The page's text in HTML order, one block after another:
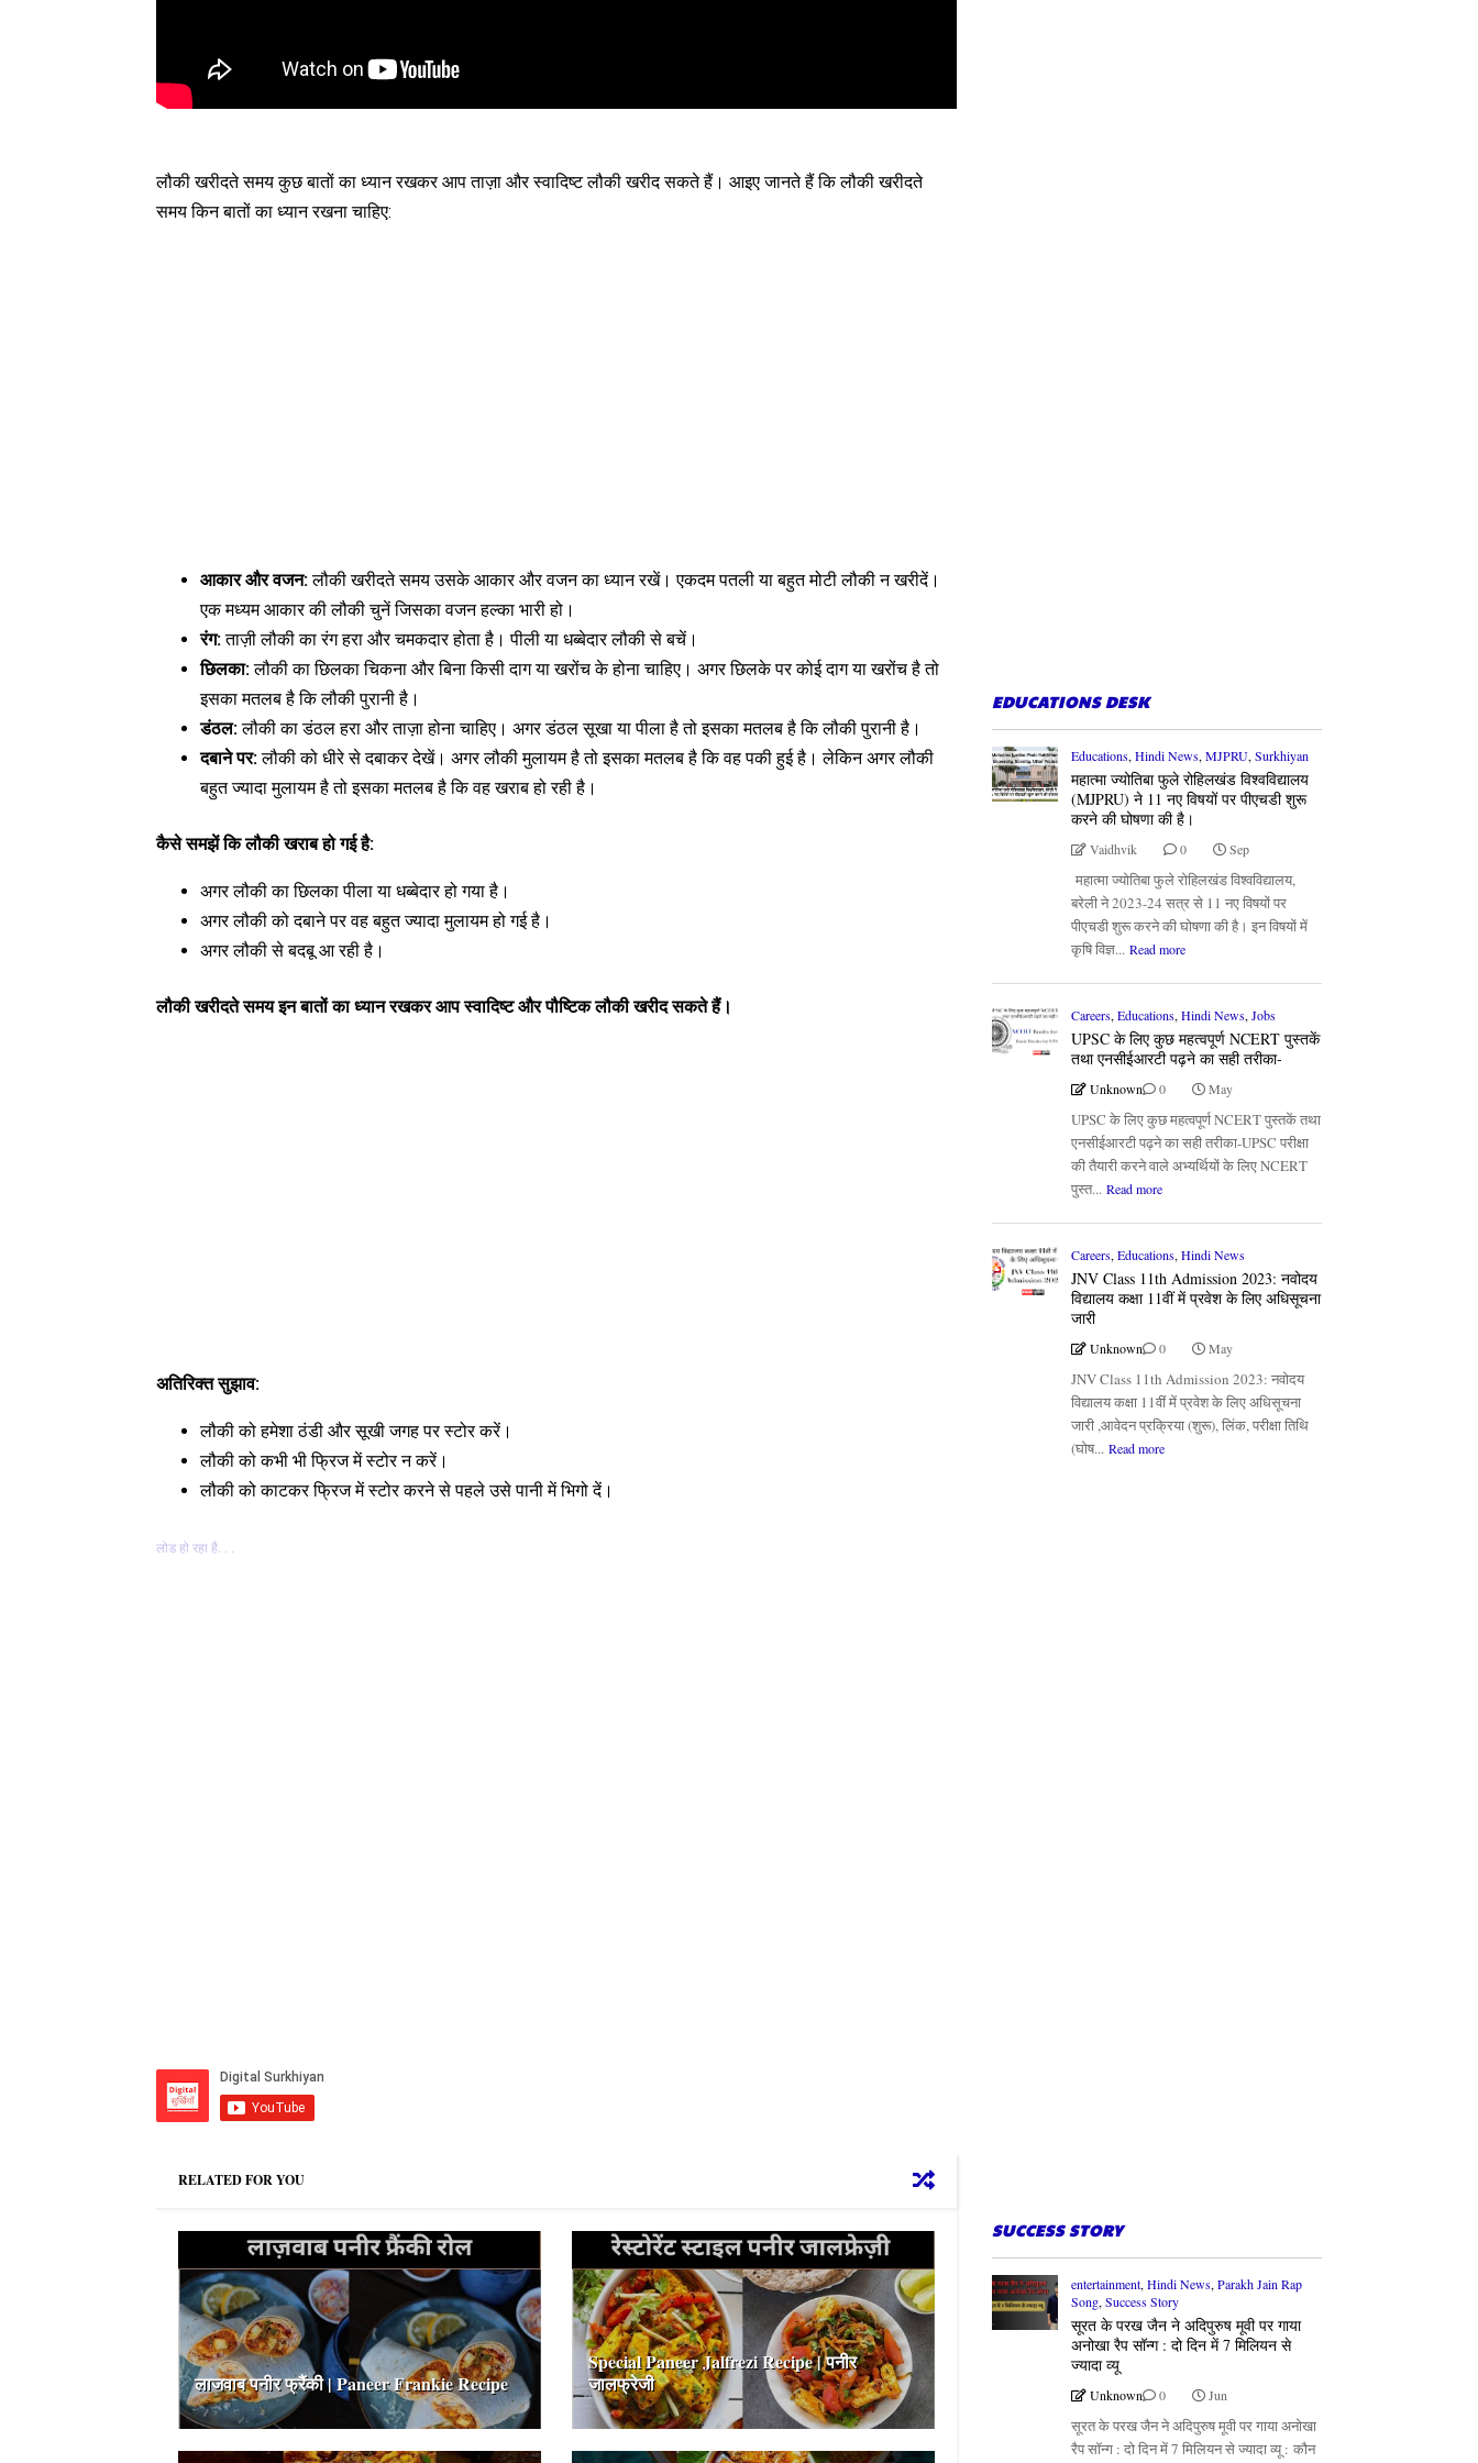
लौकी खरीदते समय कुछ बातों का ध्यान रखकर आप ताज़ा और स्वादिष्ट लौकी खरीद सकते हैं। आइए जानते हैं कि लौकी खरीदते
समय किन बातों का ध्यान रखना चाहिए:
आकार और वजन:लौकी खरीदते समय उसके आकार और वजन का ध्यान रखें। एकदम पतली या बहुत मोटी लौकी न खरीदें।
एक मध्यम आकार की लौकी चुनें जिसका वजन हल्का भारी हो।
रंग:ताज़ी लौकी का रंग हरा और चमकदार होता है। पीली या धब्बेदार लौकी से बचें।
छिलका:लौकी का छिलका चिकना और बिना किसी दाग या खरोंच के होना चाहिए। अगर छिलके पर कोई दाग या खरोंच है तो
इसका मतलब है कि लौकी पुरानी है।
डंठल:लौकी का डंठल हरा और ताज़ा होना चाहिए। अगर डंठल सूखा या पीला है तो इसका मतलब है कि लौकी पुरानी है।
दबाने पर:लौकी को धीरे से दबाकर देखें। अगर लौकी मुलायम है तो इसका मतलब है कि वह पकी हुई है। लेकिन अगर लौकी
बहुत ज्यादा मुलायम है तो इसका मतलब है कि वह खराब हो रही है।
कैसे समझें कि लौकी खराब हो गई है:
अगर लौकी का छिलका पीला या धब्बेदार हो गया है।
अगर लौकी को दबाने पर वह बहुत ज्यादा मुलायम हो गई है।
अगर लौकी से बदबू आ रही है।
लौकी खरीदते समय इन बातों का ध्यान रखकर आप स्वादिष्ट और पौष्टिक लौकी खरीद सकते हैं।
अतिरिक्त सुझाव:
लौकी को हमेशा ठंडी और सूखी जगह पर स्टोर करें।
लौकी को कभी भी फ्रिज में स्टोर न करें।
लौकी को काटकर फ्रिज में स्टोर करने से पहले उसे पानी में भिगो दें।
लोड हो रहा है. . .
RELATED FOR YOU
लाजवाब पनीर फ्रैंकी | Paneer Frankie Recipe
Special Paneer Jalfrezi Recipe | पनीर
जालफ्रेजी
EDUCATIONS DESK
Educations, Hindi News, MJPRU, Surkhiyan
महात्मा ज्योतिबा फुले रोहिलखंड विश्वविद्यालय
(MJPRU) ने 11 नए विषयों पर पीएचडी शुरू
करने की घोषणा की है।
Vaidhvik 0 Sep
महात्मा ज्योतिबा फुले रोहिलखंड विश्वविद्यालय,
बरेली ने 2023-24 सत्र से 11 नए विषयों पर
पीएचडी शुरू करने की घोषणा की है। इन विषयों में
कृषि विज्ञ... Read more
Careers, Educations, Hindi News, Jobs
UPSC के लिए कुछ महत्वपूर्ण NCERT पुस्तकें
तथा एनसीईआरटी पढ़ने का सही तरीका-
Unknown 0 May
UPSC के लिए कुछ महत्वपूर्ण NCERT पुस्तकें तथा
एनसीईआरटी पढ़ने का सही तरीका-UPSC परीक्षा
की तैयारी करने वाले अभ्यर्थियों के लिए NCERT
पुस्त... Read more
Careers, Educations, Hindi News
JNV Class 11th Admission 2023: नवोदय
विद्यालय कक्षा 11वीं में प्रवेश के लिए अधिसूचना
जारी
Unknown 0 May
JNV Class 11th Admission 2023: नवोदय
विद्यालय कक्षा 11वीं में प्रवेश के लिए अधिसूचना
जारी ,आवेदन प्रक्रिया (शुरू), लिंक, परीक्षा तिथि
(घोष... Read more
SUCCESS STORY
entertainment, Hindi News, Parakh Jain Rap
Song, Success Story
सूरत के परख जैन ने अदिपुरुष मूवी पर गाया
अनोखा रैप सॉन्ग : दो दिन में 7 मिलियन से
ज्यादा व्यू
Unknown 0 Jun
सूरत के परख जैन ने अदिपुरुष मूवी पर गाया अनोखा
रैप सॉन्ग : दो दिन में 7 मिलियन से ज्यादा व्यू : कौन